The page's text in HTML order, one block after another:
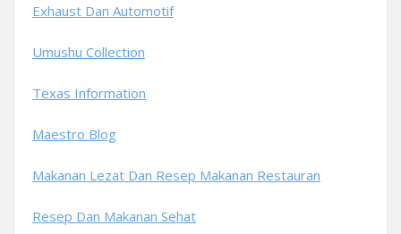
Exhaust Dan Automotif
Umushu Collection
Texas Information
Maestro Blog
Makanan Lezat Dan Resep Makanan Restauran
Resep Dan Makanan Sehat